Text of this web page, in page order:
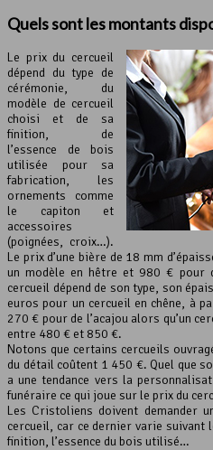
Quels sont les montants
Le prix du cercueil
dépend du type de
cérémonie, du
modèle de cercueil
choisi et de sa
finition, de
l’essence de bois
utilisée pour sa
fabrication, les
ornements comme
le capiton et
accessoires
(poignées, croix…).
Le prix d’une bière de 18 mm
un modèle en hêtre et 980 € pour
cercueil dépend de son type, son
euros pour un cercueil en chêne, à
270 € pour de l’acajou alors qu’un
entre 480 € et 850 €.
Notons que certains cercueils
du détail coûtent 1 450 €. Quel que
a une tendance vers la
funéraire ce qui joue sur le prix du
Les Cristoliens doivent demander
cercueil, car ce dernier varie suivant
finition, l’essence du bois utilisé…